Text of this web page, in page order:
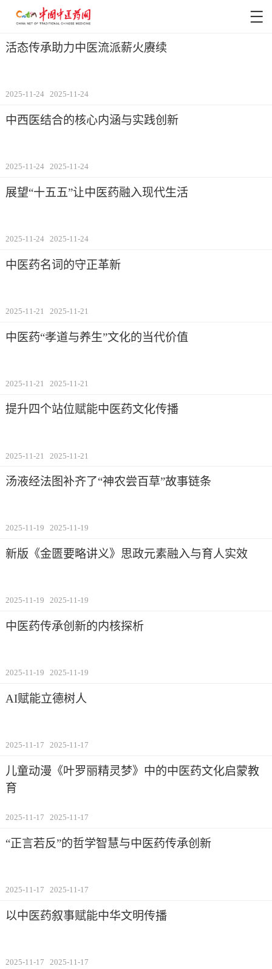
活态传承助力中医流派薪火赓续
2025-11-24 2025-11-24
中西医结合的核心内涵与实践创新
2025-11-24 2025-11-24
展望“十五五”让中医药融入现代生活
2025-11-24 2025-11-24
中医药名词的守正革新
2025-11-21 2025-11-21
中医药“孝道与养生”文化的当代价值
2025-11-21 2025-11-21
提升四个站位赋能中医药文化传播
2025-11-21 2025-11-21
汤液经法图补齐了“神农尝百草”故事链条
2025-11-19 2025-11-19
新版《金匮要略讲义》思政元素融入与育人实效
2025-11-19 2025-11-19
中医药传承创新的内核探析
2025-11-19 2025-11-19
AI赋能立德树人
2025-11-17 2025-11-17
儿童动漫《叶罗丽精灵梦》中的中医药文化启蒙教
育
2025-11-17 2025-11-17
“正言若反”的哲学智慧与中医药传承创新
2025-11-17 2025-11-17
以中医药叙事赋能中华文明传播
2025-11-17 2025-11-17